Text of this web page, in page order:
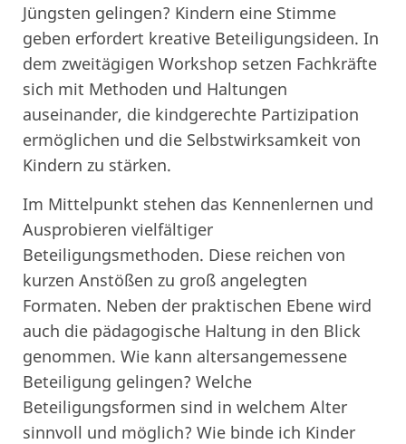
Jüngsten gelingen? Kindern eine Stimme
geben erfordert kreative Beteiligungsideen. In
dem zweitägigen Workshop setzen Fachkräfte
sich mit Methoden und Haltungen
auseinander, die kindgerechte Partizipation
ermöglichen und die Selbstwirksamkeit von
Kindern zu stärken.
Im Mittelpunkt stehen das Kennenlernen und
Ausprobieren vielfältiger
Beteiligungsmethoden. Diese reichen von
kurzen Anstößen zu groß angelegten
Formaten. Neben der praktischen Ebene wird
auch die pädagogische Haltung in den Blick
genommen. Wie kann altersangemessene
Beteiligung gelingen? Welche
Beteiligungsformen sind in welchem Alter
sinnvoll und möglich? Wie binde ich Kinder